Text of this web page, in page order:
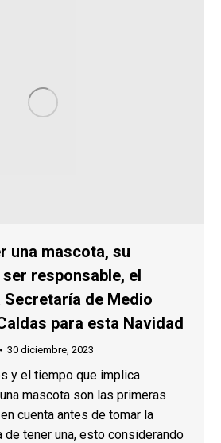
una mascota, su
responsable, el
Secretaría de Medio
para esta Navidad
30 diciembre, 2023
y el tiempo que implica
mascota son las primeras
cuenta antes de tomar la
tener una, esto considerando